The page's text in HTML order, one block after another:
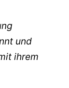
und
ihrem